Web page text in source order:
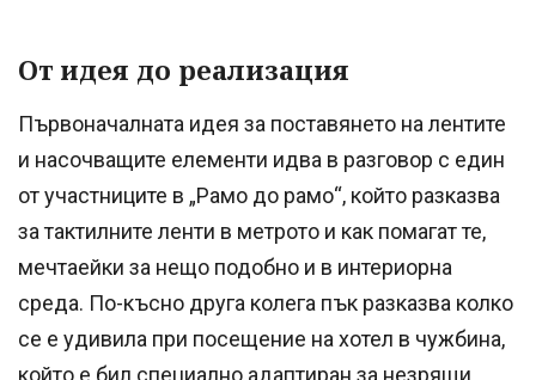
От идея до реализация
Първоначалната идея за поставянето на лентите
и насочващите елементи идва в разговор с един
от участниците в „Рамо до рамо“, който разказва
за тактилните ленти в метрото и как помагат те,
мечтаейки за нещо подобно и в интериорна
среда. По-късно друга колега пък разказва колко
се е удивила при посещение на хотел в чужбина,
който е бил специално адаптиран за незрящи